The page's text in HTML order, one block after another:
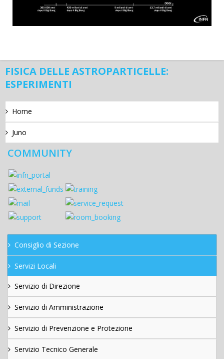
FISICA DELLE ASTROPARTICELLE:
ESPERIMENTI
Home
Juno
COMMUNITY
Consiglio di Sezione
Servizi Locali
Servizio di Direzione
Servizio di Amministrazione
Servizio di Prevenzione e Protezione
Servizio Tecnico Generale